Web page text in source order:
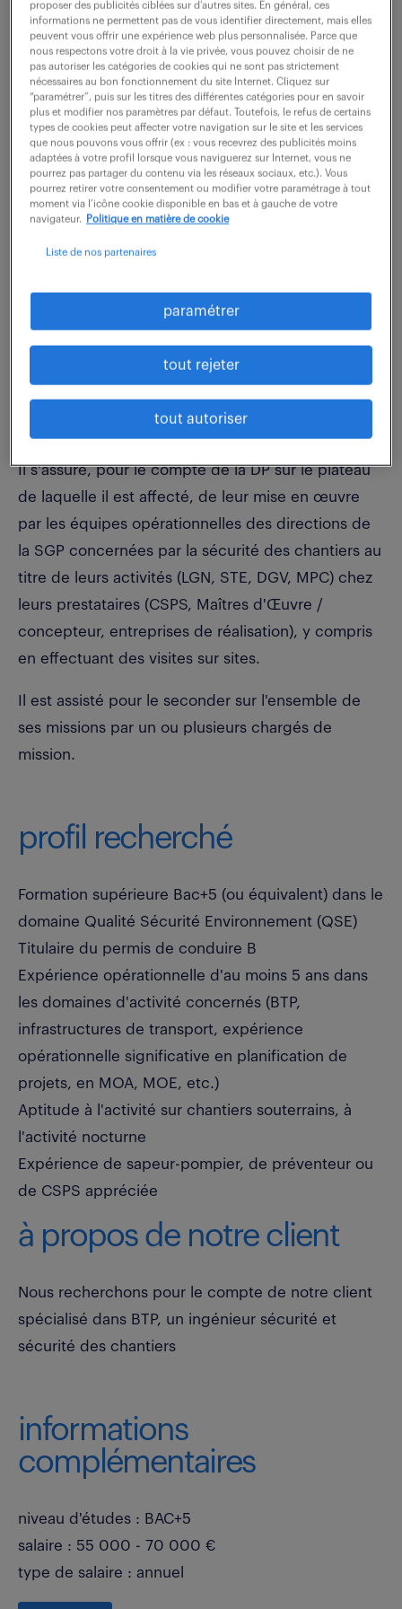
description du poste
Sous la responsabilité du responsable d'unité pour
les lignes 15S, 16 et 17, ou du responsable du pôle
ligne de l'unité pour les lignes 18 et 15 NEO, le
responsable est dédié au suivi des sujets de
sécurité et de sûreté des chantiers de la ligne
d'Ouvrage relatives à la sécurité et à la sûreté des
chantiers, dans le respect des dispositions
transverses figurant dans la « Charte et référentiels
sécurité des chantiers » qui visent à garantir
l'homogénéité des prescriptions entre les
différents marchés à l'échelle du GPE.
Il s'assure, pour le compte de la DP sur le plateau
de laquelle il est affecté, de leur mise en œuvre
par les équipes opérationnelles des directions de
la SGP concernées par la sécurité des chantiers au
titre de leurs activités (LGN, STE, DGV, MPC) chez
leurs prestataires (CSPS, Maîtres d'Œuvre /
concepteur, entreprises de réalisation), y compris
en effectuant des visites sur sites.
Il est assisté pour le seconder sur l'ensemble de
ses missions par un ou plusieurs chargés de
mission.
profil recherché
Formation supérieure Bac+5 (ou équivalent) dans le
domaine Qualité Sécurité Environnement (QSE)
Titulaire du permis de conduire B
Expérience opérationnelle d'au moins 5 ans dans
les domaines d'activité concernés (BTP,
infrastructures de transport, expérience
opérationnelle significative en planification de
projets, en MOA, MOE, etc.)
Aptitude à l'activité sur chantiers souterrains, à
l'activité nocturne
Expérience de sapeur-pompier, de préventeur ou
de CSPS appréciée
à propos de notre client
Nous recherchons pour le compte de notre client
spécialisé dans BTP, un ingénieur sécurité et
sécurité des chantiers
informations
complémentaires
niveau d'études : BAC+5
salaire : 55 000 - 70 000 €
type de salaire : annuel
proposer des publicités ciblées sur d’autres sites. En général, ces
informations ne permettent pas de vous identifier directement, mais elles
peuvent vous offrir une expérience web plus personnalisée. Parce que
nous respectons votre droit à la vie privée, vous pouvez choisir de ne
pas autoriser les catégories de cookies qui ne sont pas strictement
nécessaires au bon fonctionnement du site Internet. Cliquez sur
“paramétrer”, puis sur les titres des différentes catégories pour en savoir
plus et modifier nos paramètres par défaut. Toutefois, le refus de certains
types de cookies peut affecter votre navigation sur le site et les services
que nous pouvons vous offrir (ex : vous recevrez des publicités moins
adaptées à votre profil lorsque vous naviguerez sur Internet, vous ne
pourrez pas partager du contenu via les réseaux sociaux, etc.). Vous
pourrez retirer votre consentement ou modifier votre paramétrage à tout
moment via l’icône cookie disponible en bas et à gauche de votre
navigateur.
Politique en matière de cookie
Liste de nos partenaires
paramétrer
tout rejeter
tout autoriser